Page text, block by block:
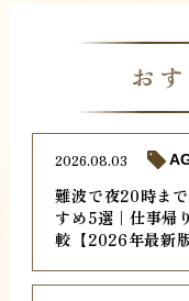
お
難波で夜20時ま
すめ5選｜仕事帰
較【2026年最新版
2026.08.03